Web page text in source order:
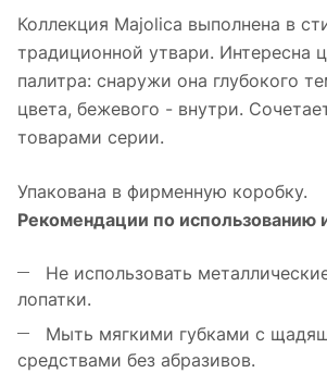
Коллекция Majolica выполнена в
традиционной утвари. Интересна
палитра: снаружи она глубокого
цвета, бежевого - внутри.
товарами серии.
Упакована в фирменную коробку.
Рекомендации по использованию
Не использовать
лопатки.
Мыть мягкими губками с
средствами без абразивов.